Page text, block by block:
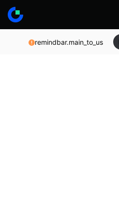
remindbar.main_to_us